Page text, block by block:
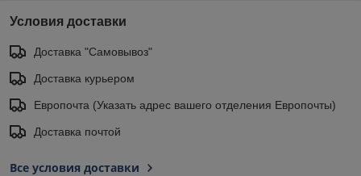
Условия доставки
Доставка "Самовывоз"
Доставка курьером
Европочта (Указать адрес вашего отделения Европочты)
Доставка почтой
Все условия доставки